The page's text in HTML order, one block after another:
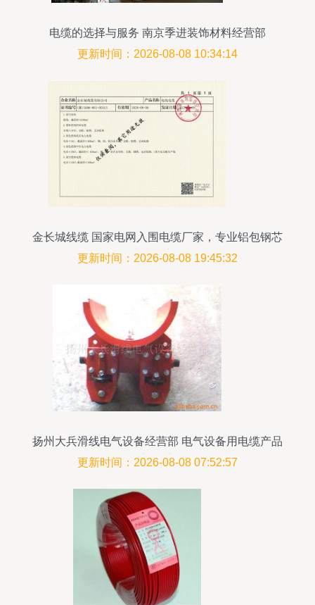
电缆的选择与服务 南京季进装饰材料经营部
更新时间：2026-08-08 10:34:14
金长城线缆 国家电网入围电缆厂家，专业铝包钢芯
铝绞线供应先锋
更新时间：2026-08-08 19:45:32
扬州大兵滑线电气设备经营部 电气设备用电缆产品
列表与经营介绍
更新时间：2026-08-08 07:52:57